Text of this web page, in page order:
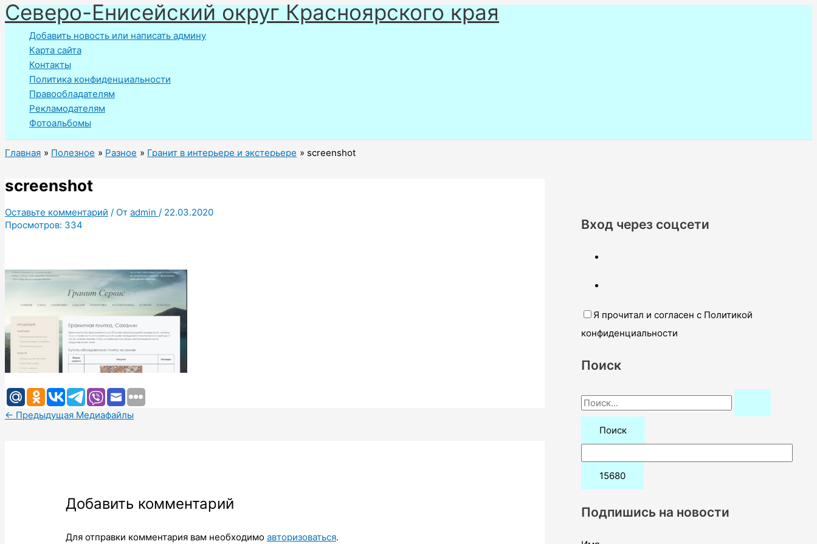
Перейти
к
содержимому
Северо-Енисейский округ Красноярского края
Добавить новость или написать админу
Карта сайта
Контакты
Политика конфиденциальности
Правообладателям
Рекламодателям
Фотоальбомы
Главная Полезное Разное Гранит в интерьере и экстерьере screenshot
screenshot
Оставьте комментарий / От admin / 22.03.2020
Просмотров: 334
← Предыдущая Медиафайлы
Добавить комментарий
Для отправки комментария вам необходимоавторизоваться.
Вход через соцсети
Я прочитал и согласен с Политикой
конфиденциальности
Поиск
П
о
:
Подпишись на новости